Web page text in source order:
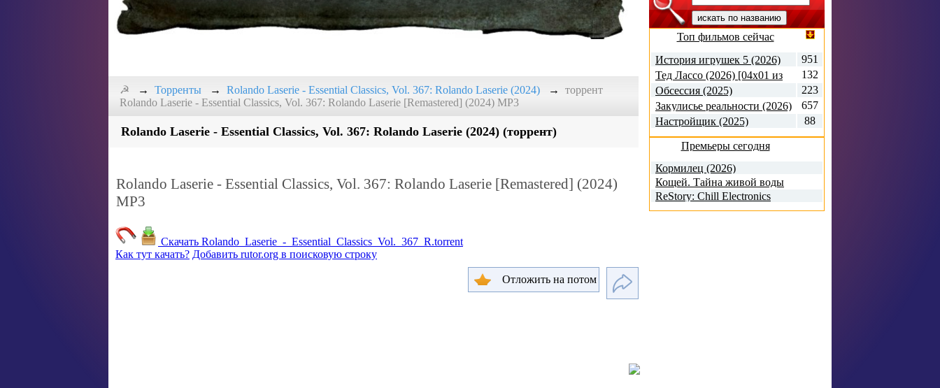
☭ Торренты Rolando Laserie - Essential Classics, Vol. 367: Rolando Laserie (2024)
торрент
Rolando Laserie - Essential Classics, Vol. 367: Rolando Laserie [Remastered] (2024) MP3
Rolando Laserie - Essential Classics, Vol. 367: Rolando Laserie (2024) (торрент)
Rolando Laserie - Essential Classics, Vol. 367: Rolando Laserie [Remastered] (2024)
MP3
Скачать Rolando_Laserie_-_Essential_Classics_Vol._367_R.torrent
Как тут качать? Добавить rutor.org в поисковую строку
Отложить на потом
Топ фильмов сейчас
История игрушек 5 (2026)
951
Тед Лассо (2026) [04х01 из
10]
132
Обсессия (2025)
223
Закулисье реальности (2026)
657
Настройщик (2025)
88
Премьеры сегодня
Кормилец (2026)
Кощей. Тайна живой воды
(2026)
ReStory: Chill Electronics
Repairs (2026) RePack